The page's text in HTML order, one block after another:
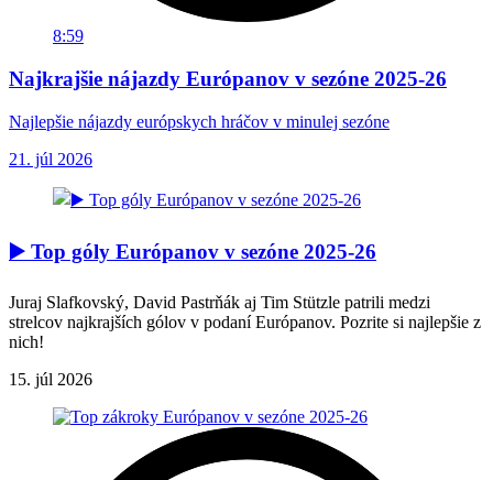
8:59
Najkrajšie nájazdy Európanov v sezóne 2025-26
Najlepšie nájazdy európskych hráčov v minulej sezóne
21. júl 2026
▶️ Top góly Európanov v sezóne 2025-26
Juraj Slafkovský, David Pastrňák aj Tim Stützle patrili medzi
strelcov najkrajších gólov v podaní Európanov. Pozrite si najlepšie z
nich!
15. júl 2026